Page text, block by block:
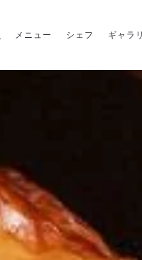
メニュー シェフ ギャラ